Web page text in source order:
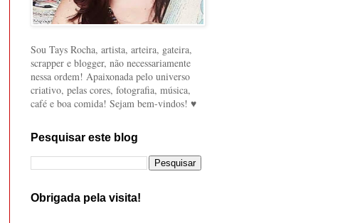
Sou Tays Rocha, artista, arteira, gateira,
scrapper e blogger, não necessariamente
nessa ordem! Apaixonada pelo universo
criativo, pelas cores, fotografia, música,
café e boa comida! Sejam bem-vindos! ♥
Pesquisar este blog
Obrigada pela visita!